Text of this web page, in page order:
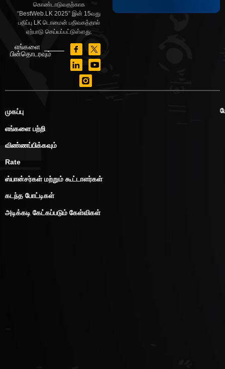
கொண்டாடுவதற்காக
“BestWeb.LK 2025” இன் 15வது
பதிப்பு LK டொமைன் பதிவகத்தால்
ஏற்பாடு செய்யப்பட்டுள்ளது.
எங்களை
பின்தொடரவும்
முகப்பு
எங்களை பற்றி
விண்ணப்பிக்கவும்
Rate
ஸ்பான்சர்கள் மற்றும் கூட்டாளர்கள்
கடந்த போட்டிகள்
அடிக்கடி கேட்கப்படும் கேள்விகள்